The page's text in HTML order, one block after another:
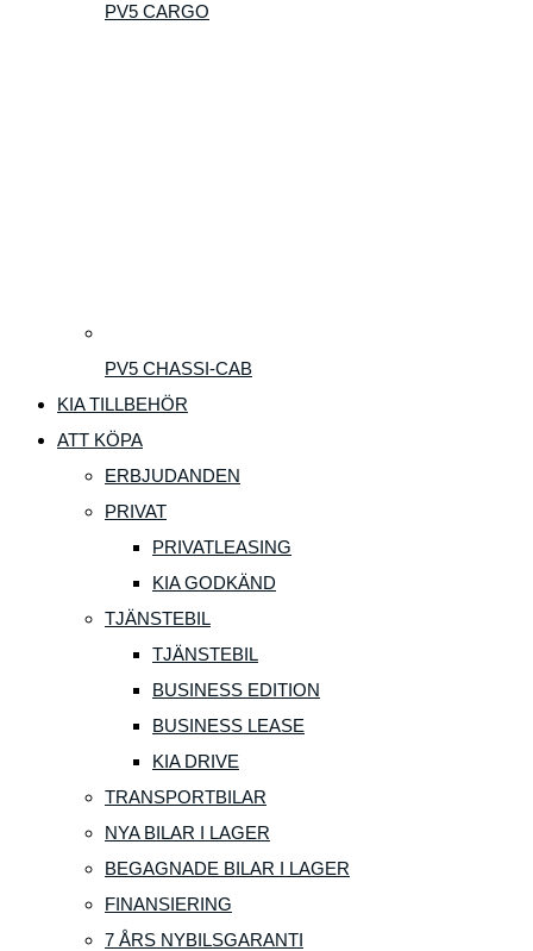
PV5 CARGO
PV5 CHASSI-CAB
KIA TILLBEHÖR
ATT KÖPA
ERBJUDANDEN
PRIVAT
PRIVATLEASING
KIA GODKÄND
TJÄNSTEBIL
TJÄNSTEBIL
BUSINESS EDITION
BUSINESS LEASE
KIA DRIVE
TRANSPORTBILAR
NYA BILAR I LAGER
BEGAGNADE BILAR I LAGER
FINANSIERING
7 ÅRS NYBILSGARANTI